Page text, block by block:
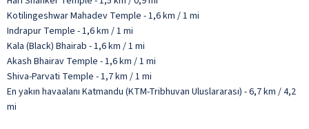
Kotilingeshwar Mahadev Temple - 1,6 km / 1 mi
Indrapur Temple - 1,6 km / 1 mi
Kala (Black) Bhairab - 1,6 km / 1 mi
Akash Bhairav Temple - 1,6 km / 1 mi
Shiva-Parvati Temple - 1,7 km / 1 mi
En yakın havaalanı Katmandu (KTM-Tribhuvan Uluslararası) - 6,7 km / 4,2
mi